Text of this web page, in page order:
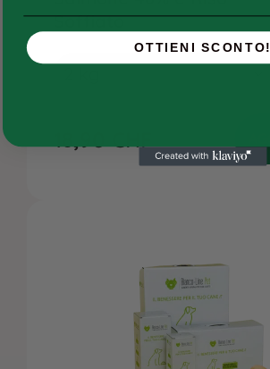
FAQs
Chi siamo
Soffiato
OTTIENI SCONTO!